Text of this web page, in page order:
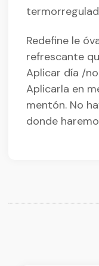
Redefine le
refrescante
Aplicar día /
Aplicarla en
mentón. No
donde